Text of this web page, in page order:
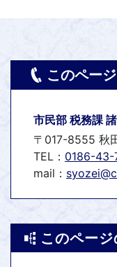
このペー
市民部 税務課
〒017-8555 秋
TEL： 0186-43-
mail：
このペー